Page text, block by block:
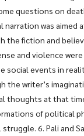
questions on
narration was aimed
the fiction and
and violence
social events in
the writer’s
thoughts at that
of political
6. Pali and